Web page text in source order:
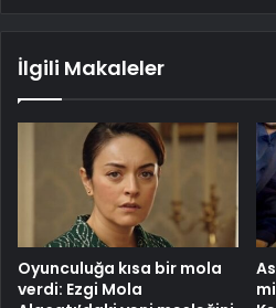
İlgili Makaleler
Oyunculuğa kısa bir mola
verdi: Ezgi Mola